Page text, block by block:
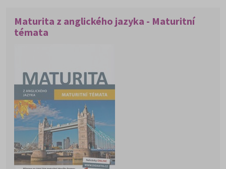
Maturita z anglického jazyka - Maturitní
témata